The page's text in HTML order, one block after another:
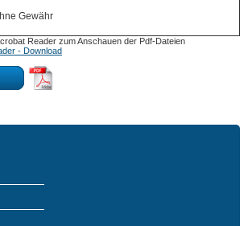
Gewähr
Reader zum Anschauen der Pdf-Dateien
- Download